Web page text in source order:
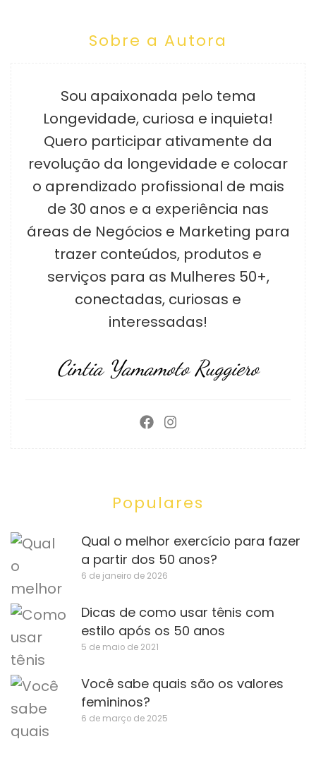
Sobre a Autora
Sou apaixonada pelo tema
Longevidade, curiosa e inquieta!
Quero participar ativamente da
revolução da longevidade e colocar
o aprendizado profissional de mais
de 30 anos e a experiência nas
áreas de Negócios e Marketing para
trazer conteúdos, produtos e
serviços para as Mulheres 50+,
conectadas, curiosas e
interessadas!
Cintia Yamamoto Ruggiero
Populares
Qual o melhor exercício para fazer
a partir dos 50 anos?
6 de janeiro de 2026
Dicas de como usar tênis com
estilo após os 50 anos
5 de maio de 2021
Você sabe quais são os valores
femininos?
6 de março de 2025